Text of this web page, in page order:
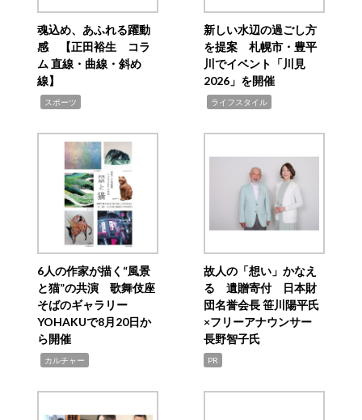
魂込め、あふれる躍動
感 【正田裕生 コラ
ム 直線・曲線・斜め
線】
スポーツ
新しい水辺の過ごし方
を提案 札幌市・豊平
川でイベント「川見
2026」を開催
ライフスタイル
6人の作家が描く“風景
と猫”の共演 歌舞伎座
そばのギャラリー
YOHAKUで8月20日か
ら開催
カルチャー
故人の「想い」かなえ
る 遺贈寄付 日本財
団名誉会長 笹川陽平氏
×フリーアナウンサー
長野智子氏
PR